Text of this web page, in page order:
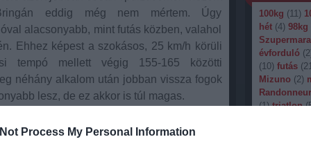
Process My Personal Information
100kg (11)
hét (4) 98kg
évforduló (2
(10) futás (
Mizuno (2)
Randonneur
(1) triatlon (
eddig még nem mértem. Úgy
alacsonyabb, mint futás közben, valahol
Ehhez képest a szokásos, 25 km/h körüli
tempó mellett végig 155-165 közötti
néhány alkalom után jobban vissza fogok
lesz, de ez akkor is túl magas.
még fagy van, valószínűleg nem
közepétől szeretném teljesen kiváltani